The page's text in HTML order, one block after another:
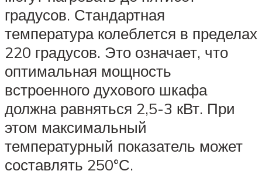
градусов. Стандартная
температура колеблется в пределах
220 градусов. Это означает, что
оптимальная мощность
встроенного духового шкафа
должна равняться 2,5-3 кВт. При
этом максимальный
температурный показатель может
составлять 250°С.